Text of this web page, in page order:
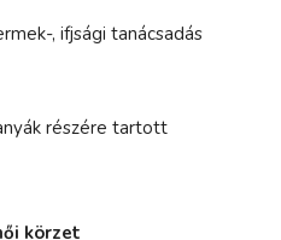
, ifjsági tanácsadás
részére tartott
körzet